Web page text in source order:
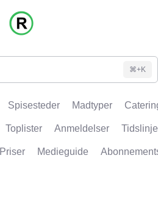
⌘+K
Spisesteder Madtyper
Toplister Anmeldelser Tidslinje
Priser Medieguide